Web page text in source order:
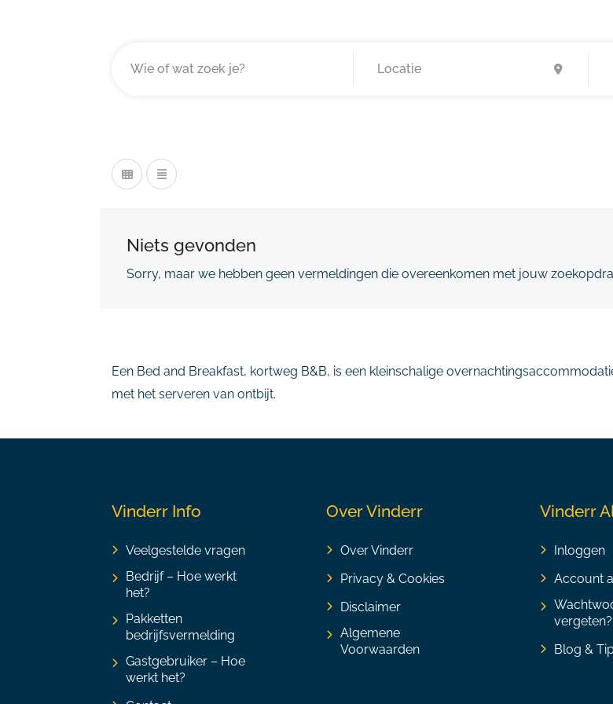
Niets gevonden
Sorry, maar we hebben geen vermeldingen die overeenkomen met jouw
Een Bed and Breakfast, kortweg B&B, is een kleinschalige
met het serveren van ontbijt.
Vinderr Info
Veelgestelde vragen
Bedrijf – Hoe werkt
het?
Pakketten
bedrijfsvermelding
Gastgebruiker – Hoe
werkt het?
Over Vinderr
Over Vinderr
Privacy & Cookies
Disclaimer
Algemene
Voorwaarden
Vinderr
Inloggen
Account
vergeten?
Blog &